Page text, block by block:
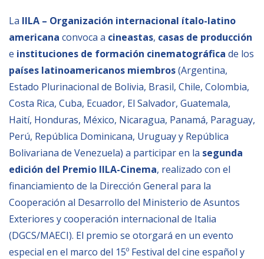
EUROsociAL
EL PAcCTO
EUROFRONT
COPOLAD III
AL-INVEST Verde
MEDIOS
Fotos
Vídeos
Audios
La IILA – Organización internacional ítalo-latino
americana convoca a cineastas, casas de producción
e instituciones de formación cinematográfica de los
países latinoamericanos miembros(Argentina,
Estado Plurinacional de Bolivia, Brasil, Chile, Colombia,
Costa Rica, Cuba, Ecuador, El Salvador, Guatemala,
Haití, Honduras, México, Nicaragua, Panamá, Paraguay,
Perú, República Dominicana, Uruguay y República
Bolivariana de Venezuela) a participar en la segunda
edición del Premio IILA-Cinema, realizado con el
financiamiento de la Dirección General para la
Cooperación al Desarrollo del Ministerio de Asuntos
Exteriores y cooperación internacional de Italia
(DGCS/MAECI). El premio se otorgará en un evento
especial en el marco del 15º Festival del cine español y